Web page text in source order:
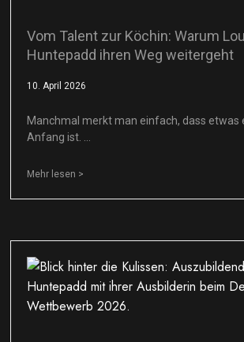
Vom Talent zur Köchin: Warum
Huntepadd ihren Weg weitergeht
10. April 2026
Manchmal merkt man einfach, dass etwas
Anfang ist. …
Mehr lesen >